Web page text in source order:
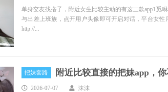
单身交友找搭子，附近女生比较主动的有这三款app1觅
与出差上班族，点开用户头像即可开启对话，平台女性
http://...
把妹套路 附近比较直接的把妹app，
2026-07-07 沫沫